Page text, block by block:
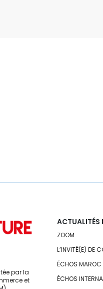
par la
et
ACTUALITÉS
ZOOM
L’INVITÉ(E) DE
ÉCHOS MAROC
ÉCHOS